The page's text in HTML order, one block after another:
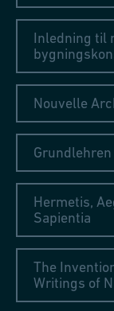
Inledning til
Nouvelle
Grundlehren
Hermetis,
Sapientia
The
Writings of